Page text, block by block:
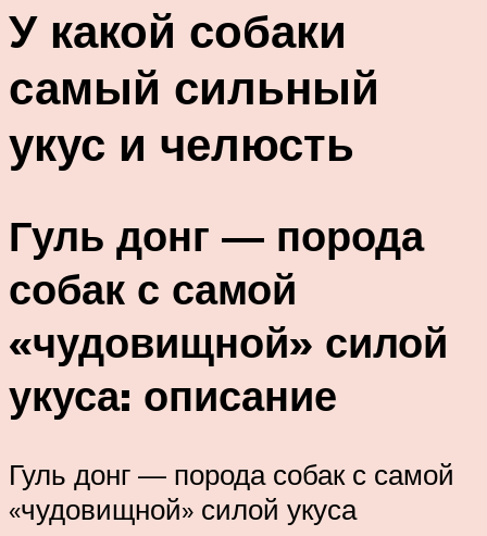
У какой собаки
самый сильный
укус и челюсть
Гуль донг — порода
собак с самой
«чудовищной» силой
укуса: описание
Гуль донг — порода собак с самой
«чудовищной» силой укуса